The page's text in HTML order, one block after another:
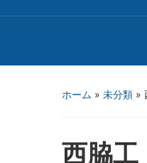
ホーム » 未分類 »
西脇